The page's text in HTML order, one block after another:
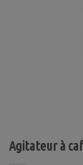
Agitateur à